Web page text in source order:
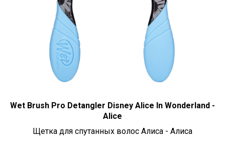
Wet Brush Pro Detangler Disney Alice In Wonderland -
Alice
Щетка для спутанных волос Алиса - Алиса